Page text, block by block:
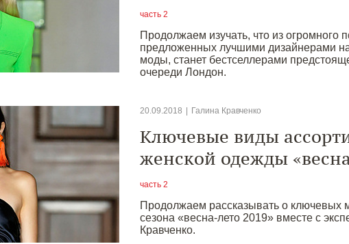
часть 2
Продолжаем изучать, что из огромного
предложенных лучшими дизайнерами
моды, станет бестселлерами
очереди Лондон.
20.09.2018 Галина Кравченко
Ключевые виды
женской одежды
часть 2
Продолжаем рассказывать о ключевых
сезона «весна-лето 2019» вместе с
Кравченко.